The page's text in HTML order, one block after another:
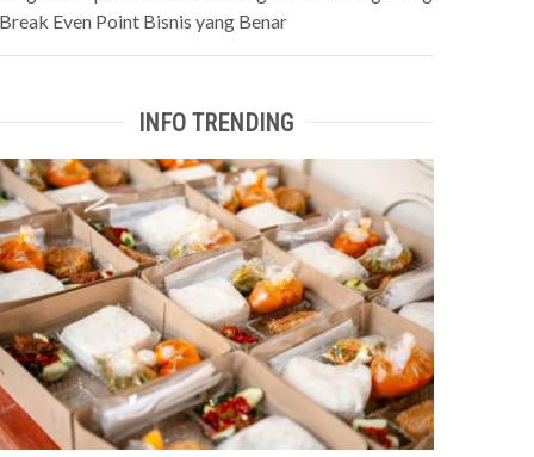
Even Point Bisnis yang Benar
INFO TRENDING